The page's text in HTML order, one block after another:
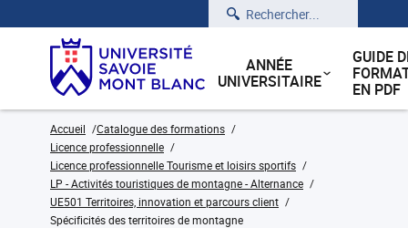
Rechercher
ANNÉE
UNIVERSITAIRE
GUIDE
EN PDF
Accueil
Catalogue des formations
Licence professionnelle
Licence professionnelle Tourisme et loisirs sportifs
LP - Activités touristiques de montagne - Alternance
UE501 Territoires, innovation et parcours client
Spécificités des territoires de montagne